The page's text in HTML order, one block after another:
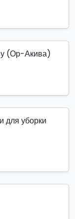
(Ор-Акива)
для уборки